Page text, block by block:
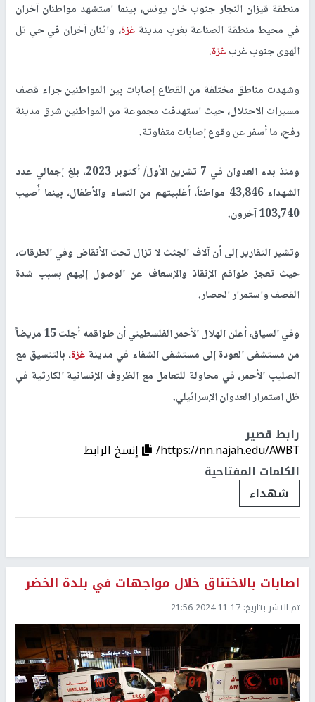
منطقة قيزان النجار جنوب خان يونس، بينما استشهد مواطنان آخران
في محيط منطقة الصناعة بغرب مدينة غزة، واثنان آخران في حي تل
الهوى جنوب غربغزة.
وشهدت مناطق مختلفة من القطاع إصابات بين المواطنين جراء قصف
مسيرات الاحتلال، حيث استهدفت مجموعة من المواطنين شرق مدينة
رفح، ما أسفر عن وقوع إصابات متفاوتة.
ومنذ بدء العدوان في 7 تشرين الأول/ أكتوبر 2023، بلغ إجمالي عدد
الشهداء 43,846 مواطناً، أغلبيتهم من النساء والأطفال، بينما أُصيب
103,740 آخرون.
وتشير التقارير إلى أن آلاف الجثث لا تزال تحت الأنقاض وفي الطرقات،
حيث تعجز طواقم الإنقاذ والإسعاف عن الوصول إليهم بسبب شدة
القصف واستمرار الحصار.
وفي السياق،
أعلن الهلال الأحمر الفلسطيني أن طواقمه أجلت 15 مريضاً
من مستشفى العودة إلى مستشفى الشفاء في مدينة غزة، بالتنسيق مع
الصليب الأحمر، في محاولة للتعامل مع الظروف الإنسانية الكارثية في
ظل استمرار العدوان الإسرائيلي.
رابط قصير
https://nn.najah.edu/AWBT/
إنسخ الرابط
الكلمات المفتاحية
شهداء
اصابات بالاختناق خلال مواجهات في بلدة الخضر
تم النشر بتاريخ: 2024-11-17 21:56